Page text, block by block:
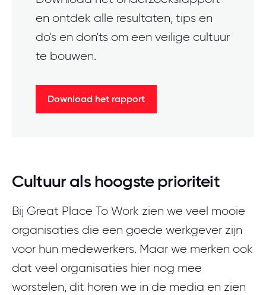
en ontdek alle resultaten, tips en
do's en don'ts om een veilige cultuur
te bouwen.
Download het rapport
Cultuur als hoogste prioriteit
Bij Great Place To Work zien we veel mooie
organisaties die een goede werkgever zijn
voor hun medewerkers. Maar we merken ook
dat veel organisaties hier nog mee
worstelen, dit horen we in de media en zien